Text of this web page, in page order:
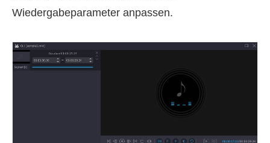
Wiedergabeparameter anpassen.